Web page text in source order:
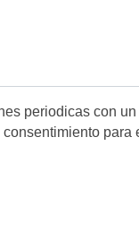
periodicas con
consentimiento